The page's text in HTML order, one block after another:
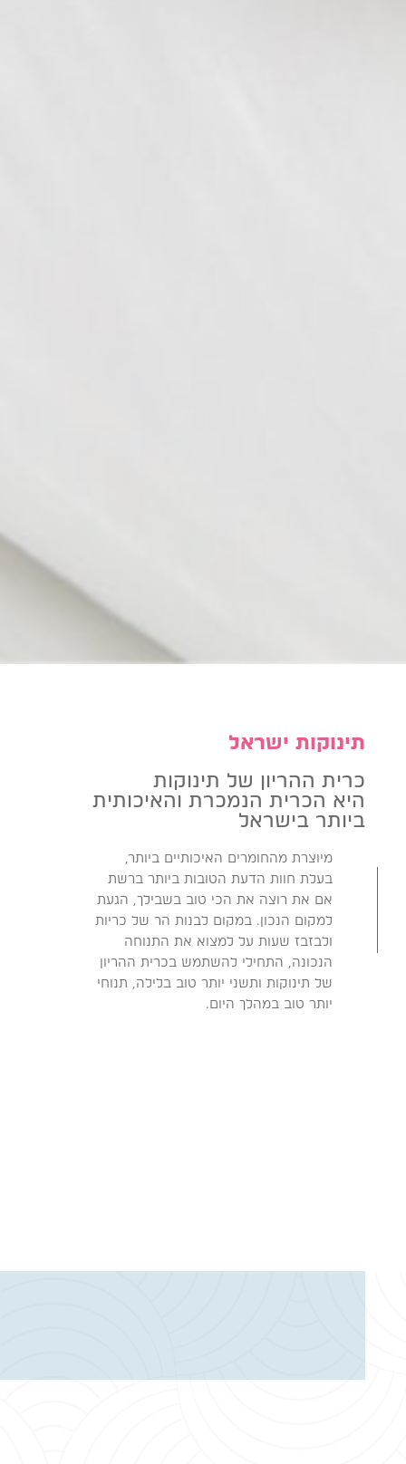
תינוקות ישראל
כרית ההריון של תינוקות
היא הכרית הנמכרת והאיכותית
ביותר בישראל
מיוצרת מהחומרים האיכותיים ביותר,
בעלת חוות הדעת הטובות ביותר ברשת
אם את רוצה את הכי טוב בשבילך, הגעת
למקום הנכון. במקום לבנות הר של כריות
ולבזבז שעות על למצוא את התנוחה
הנכונה, התחילי להשתמש בכרית ההריון
של תינוקות ותשני יותר טוב בלילה, תנוחי
יותר טוב במהלך היום.